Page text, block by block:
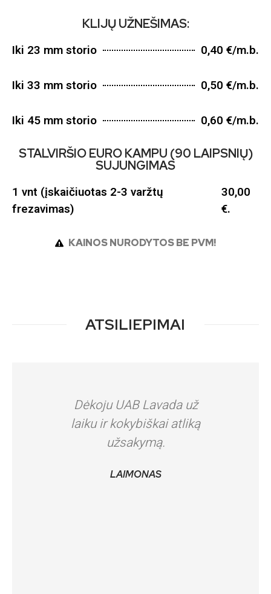
KLIJŲ UŽNEŠIMAS:
Iki 23 mm storio 0,40 €/m.b.
Iki 33 mm storio 0,50 €/m.b.
Iki 45 mm storio 0,60 €/m.b.
STALVIRŠIO EURO KAMPU (90 LAIPSNIŲ)
SUJUNGIMAS
1 vnt (įskaičiuotas 2-3 varžtų
frezavimas)
30,00
€.
KAINOS NURODYTOS BE PVM!
ATSILIEPIMAI
Dėkoju UAB Lavada už
laiku ir kokybiškai atliką
užsakymą.
LAIMONAS